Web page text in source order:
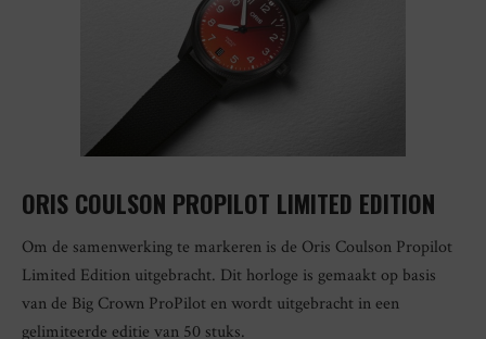
ORIS COULSON PROPILOT LIMITED EDITION
Om de samenwerking te markeren is de Oris Coulson Propilot
Limited Edition uitgebracht. Dit horloge is gemaakt op basis
van de Big Crown ProPilot en wordt uitgebracht in een
gelimiteerde editie van 50 stuks.